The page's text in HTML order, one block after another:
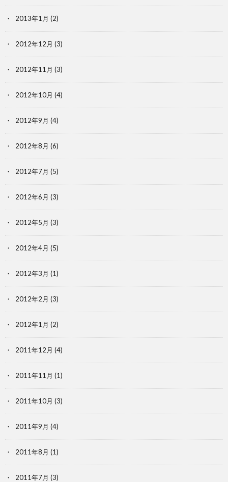
2013年1月 (2)
2012年12月 (3)
2012年11月 (3)
2012年10月 (4)
2012年9月 (4)
2012年8月 (6)
2012年7月 (5)
2012年6月 (3)
2012年5月 (3)
2012年4月 (5)
2012年3月 (1)
2012年2月 (3)
2012年1月 (2)
2011年12月 (4)
2011年11月 (1)
2011年10月 (3)
2011年9月 (4)
2011年8月 (1)
2011年7月 (3)